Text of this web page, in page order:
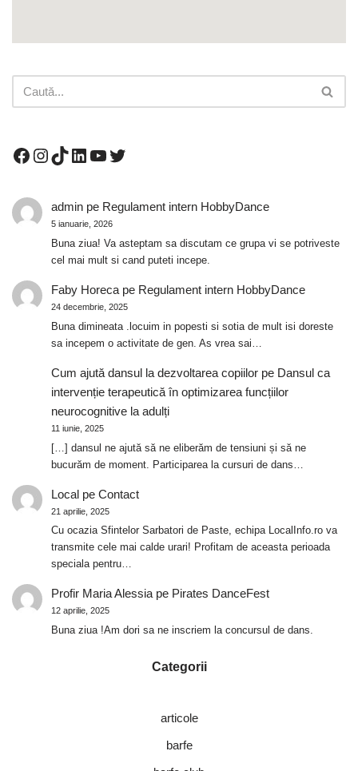
adminpe Regulament intern HobbyDance
5 ianuarie, 2026
Buna ziua! Va asteptam sa discutam ce grupa vi se potriveste
cel mai mult si cand puteti incepe.
Faby Horecape Regulament intern HobbyDance
24 decembrie, 2025
Buna dimineata .locuim in popesti si sotia de mult isi doreste
sa incepem o activitate de gen. As vrea sai…
Cum ajută dansul la dezvoltarea copiilorpe Dansul ca
intervenție terapeutică în optimizarea funcțiilor
neurocognitive la adulți
11 iunie, 2025
[…] dansul ne ajută să ne eliberăm de tensiuni și să ne
bucurăm de moment. Participarea la cursuri de dans…
Localpe Contact
21 aprilie, 2025
Cu ocazia Sfintelor Sarbatori de Paste, echipa LocalInfo.ro va
transmite cele mai calde urari! Profitam de aceasta perioada
speciala pentru…
Profir Maria Alessiape Pirates DanceFest
12 aprilie, 2025
Buna ziua !Am dori sa ne inscriem la concursul de dans.
Categorii
articole
barfe